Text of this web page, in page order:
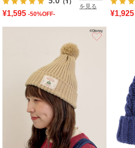
を見る
¥1,595 -50%OFF-
¥1,925